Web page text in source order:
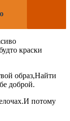
краски
образ,Найти
доброй.
потому